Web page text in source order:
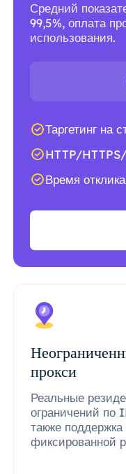
Средний
99,5%, оплата
использования.
Таргетинг на
HTTP/
Время
прокси
Реальные
ограничений по
также
фиксированной